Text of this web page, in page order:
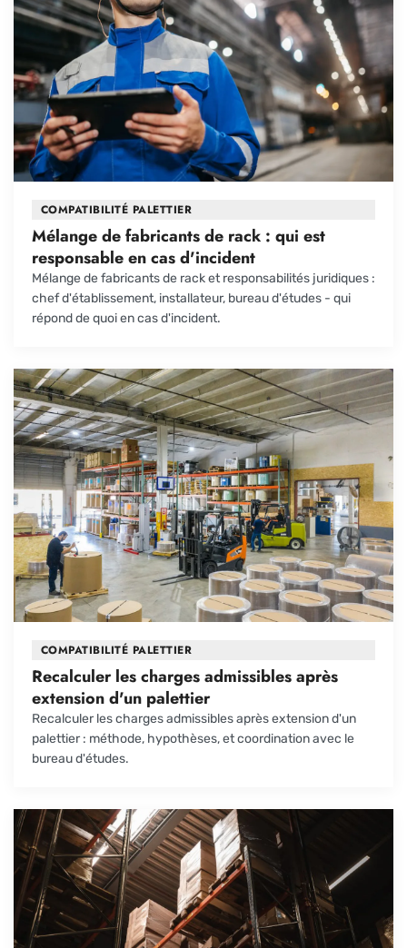
COMPATIBILITÉ PALETTIER
Mélange de fabricants de rack : qui est
responsable en cas d'incident
Mélange de fabricants de rack et responsabilités juridiques :
chef d'établissement, installateur, bureau d'études - qui
répond de quoi en cas d'incident.
COMPATIBILITÉ PALETTIER
Recalculer les charges admissibles après
extension d'un palettier
Recalculer les charges admissibles après extension d'un
palettier : méthode, hypothèses, et coordination avec le
bureau d'études.